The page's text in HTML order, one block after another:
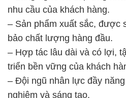
nhu cầu của khách hàng.
– Sản phẩm xuất sắc, được
bảo chất lượng hàng đầu.
– Hợp tác lâu dài và có lợi,
triển bền vững của khách
– Đội ngũ nhân lực đầy
nghiệm và sáng tạo.